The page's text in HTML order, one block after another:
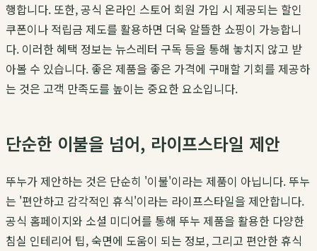
행합니다. 또한, 공식 온라인 스토어 회원 가입 시 제공되는 할인
쿠폰이나 적립금 제도를 활용하면 더욱 알뜰한 쇼핑이 가능합니
다. 이러한 혜택 정보는 뉴스레터 구독 등을 통해 놓치지 않고 받
아볼 수 있습니다. 좋은 제품을 좋은 가격에 구매할 기회를 제공하
는 것은 고객 만족도를 높이는 중요한 요소입니다.
단순한 이불을 넘어, 라이프스타일 제안
뚜누가 제안하는 것은 단순히 '이불'이라는 제품이 아닙니다. 뚜누
는 '편안하고 감각적인 휴식'이라는 라이프스타일을 제안합니다.
공식 홈페이지와 소셜 미디어를 통해 뚜누 제품을 활용한 다양한
침실 인테리어 팁, 숙면에 도움이 되는 정보, 그리고 편안한 휴식